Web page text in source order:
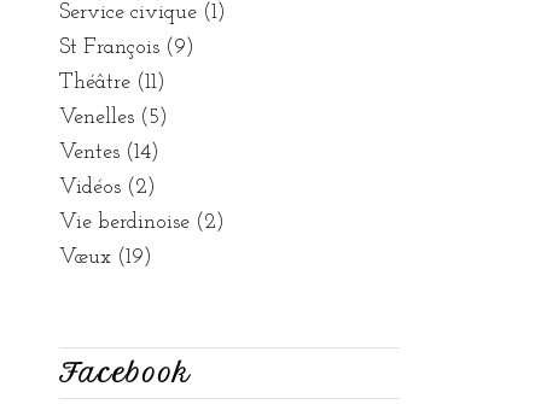
Service civique(1)
St François(9)
Théâtre(11)
Venelles(5)
Ventes(14)
Vidéos(2)
Vie berdinoise(2)
Vœux(19)
Facebook